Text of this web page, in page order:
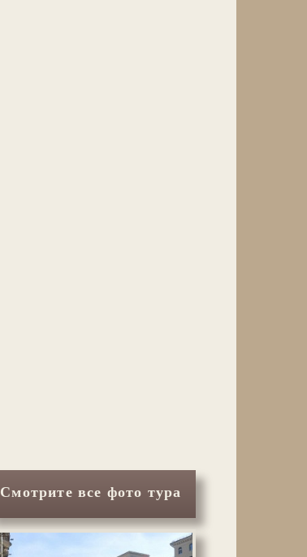
Смотрите все фото тура